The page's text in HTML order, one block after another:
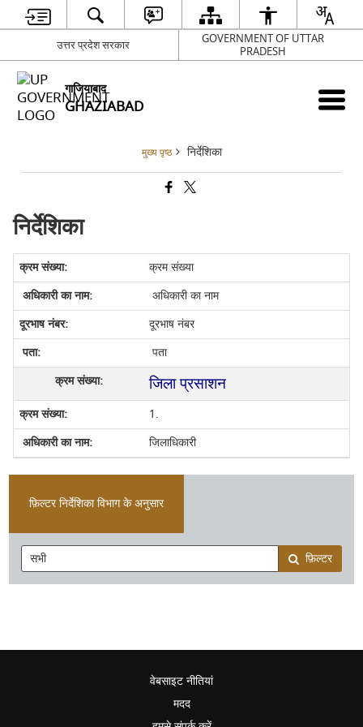
उत्तर प्रदेश सरकार
GOVERNMENT OF UTTAR
PRADESH
गाजियाबाद
GHAZIABAD
मुख्य पृष्ठ निर्देशिका
निर्देशिका
क्रम संख्या
अधिकारी का नाम
दूरभाष नंबर
पता
जिला प्रसाशन
1.
जिलाधिकारी
फ़िल्टर निर्देशिका विभाग के अनुसार
फ़िल्टर
वेबसाइट नीतियां
मदद